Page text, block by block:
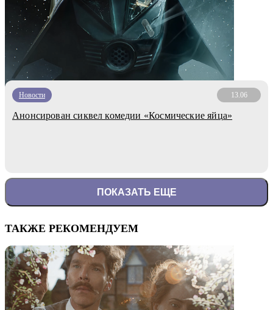
Новости 13.06
Анонсирован сиквел комедии «Космические яйца»
ПОКАЗАТЬ ЕЩЕ
ТАКЖЕ РЕКОМЕНДУЕМ